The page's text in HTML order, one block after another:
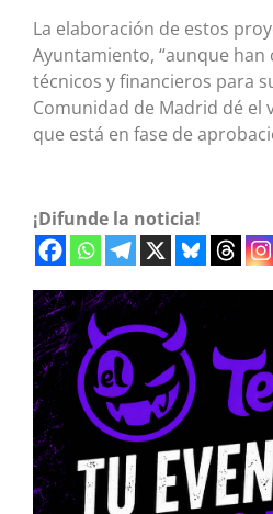
La elaboración de estos
Ayuntamiento, “aunque
técnicos y financieros para
Comunidad de Madrid dé el
que está en fase de
¡Difunde la noticia!